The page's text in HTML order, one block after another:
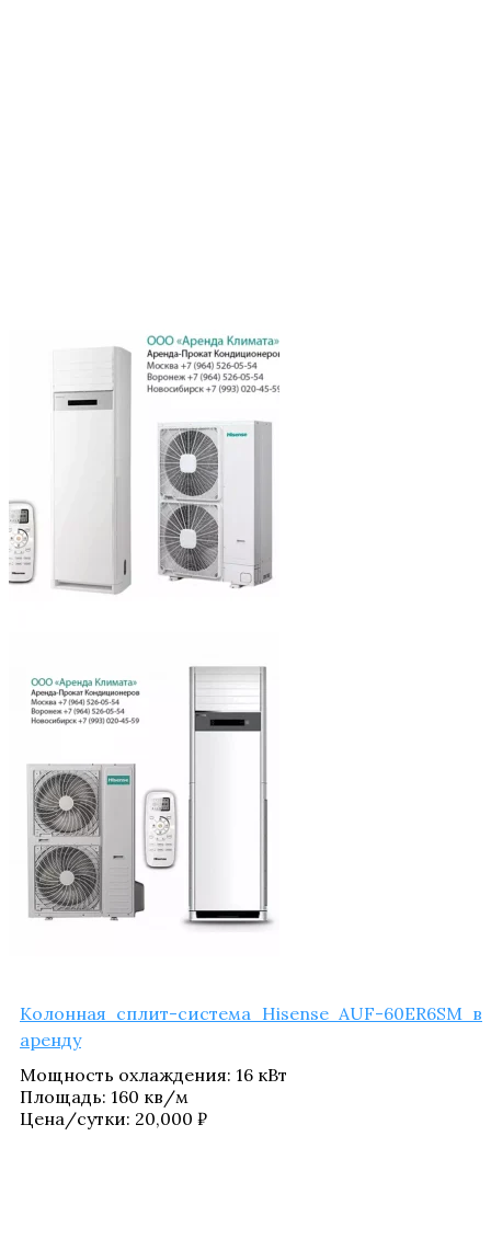
Колон­ная сплит-систе­ма Hisense AUF-60ER6SM в
аренду
Мощ­ность охла­жде­ния: 16 кВт
Пло­щадь: 160 кв/​м
Цена/​сутки: 20,000 ₽